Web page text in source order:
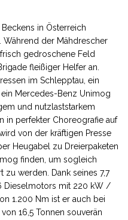
in Österreich
der Mähdrescher
gedroschene Feld
fleißiger Helfer an.
im Schlepptau, ein
Mercedes-Benz Unimog
und nutzlaststarkem
in perfekter Choreografie auf
von der kräftigen Presse
Heugabel zu Dreierpaketen
finden, um sogleich
werden. Dank seines 7,7
Dieselmotors mit 220 kW /
1.200 Nm ist er auch bei
16,5 Tonnen souverän